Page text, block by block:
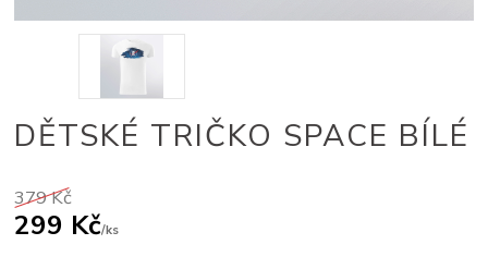
DĚTSKÉ TRIČKO SPACE BÍLÉ
379 Kč
299 Kč/ks